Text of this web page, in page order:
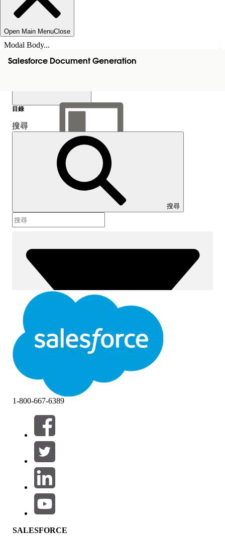
Open Main MenuClose
Modal Body...
Salesforce Document Generation
顯示目錄
目錄
搜尋
搜尋
篩選器 (0)
選取篩選
產品區域
功能影響
1-800-667-6389
SALESFORCE